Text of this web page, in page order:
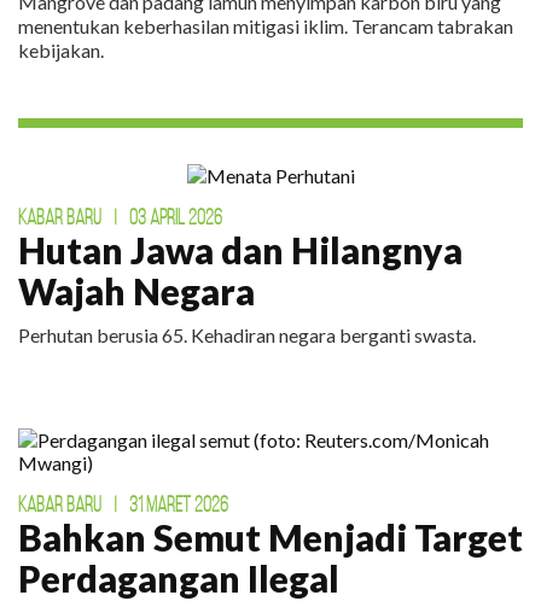
menentukan keberhasilan mitigasi iklim. Terancam tabrakan
kebijakan.
KABAR BARU 03 APRIL 2026
Hutan Jawa dan Hilangnya
Wajah Negara
Perhutan berusia 65. Kehadiran negara berganti swasta.
KABAR BARU 31 MARET 2026
Bahkan Semut Menjadi Target
Perdagangan Ilegal